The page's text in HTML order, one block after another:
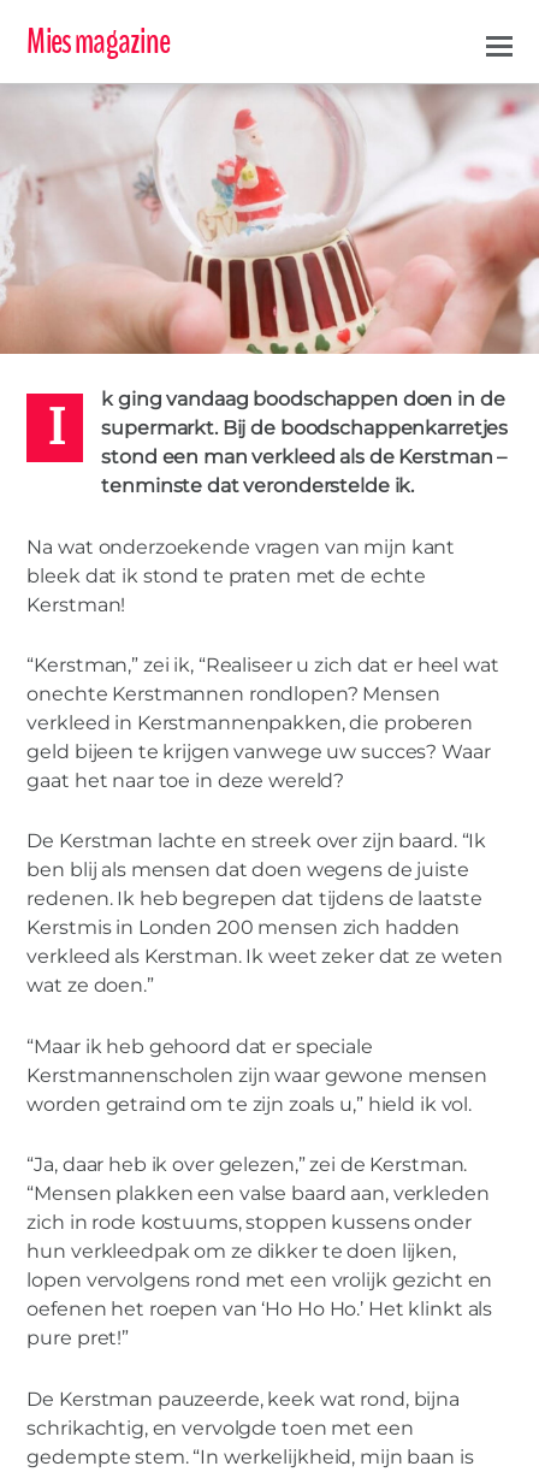
Mies magazine
MIES 7 DECEMBER 2020
IN DE KIJKER, MAN
Kerstman
I
k ging vandaag boodschappen doen in de
supermarkt. Bij de boodschappenkarretjes
stond een man verkleed als de Kerstman –
tenminste dat veronderstelde ik.
Na wat onderzoekende vragen van mijn kant
bleek dat ik stond te praten met de echte
Kerstman!
“Kerstman,” zei ik, “Realiseer u zich dat er heel wat
onechte Kerstmannen rondlopen? Mensen
verkleed in Kerstmannenpakken, die proberen
geld bijeen te krijgen vanwege uw succes? Waar
gaat het naar toe in deze wereld?
De Kerstman lachte en streek over zijn baard. “Ik
ben blij als mensen dat doen wegens de juiste
redenen. Ik heb begrepen dat tijdens de laatste
Kerstmis in Londen 200 mensen zich hadden
verkleed als Kerstman. Ik weet zeker dat ze weten
wat ze doen.”
“Maar ik heb gehoord dat er speciale
Kerstmannenscholen zijn waar gewone mensen
worden getraind om te zijn zoals u,” hield ik vol.
“Ja, daar heb ik over gelezen,” zei de Kerstman.
“Mensen plakken een valse baard aan, verkleden
zich in rode kostuums, stoppen kussens onder
hun verkleedpak om ze dikker te doen lijken,
lopen vervolgens rond met een vrolijk gezicht en
oefenen het roepen van ‘Ho Ho Ho.’ Het klinkt als
pure pret!”
De Kerstman pauzeerde, keek wat rond, bijna
schrikachtig, en vervolgde toen met een
gedempte stem. “In werkelijkheid, mijn baan is